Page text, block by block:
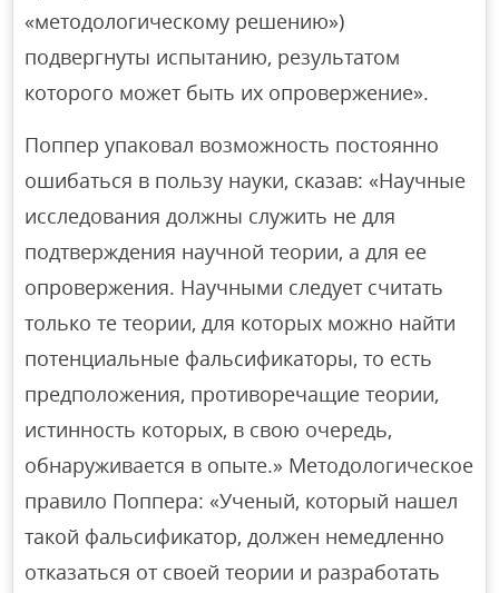
«методологическому решению»)
подвергнуты испытанию, результатом
которого может быть их опровержение».
Поппер упаковал возможность постоянно
ошибаться в пользу науки, сказав: «Научные
исследования должны служить не для
подтверждения научной теории, а для ее
опровержения. Научными следует считать
только те теории, для которых можно найти
потенциальные фальсификаторы, то есть
предположения, противоречащие теории,
истинность которых, в свою очередь,
обнаруживается в опыте.» Методологическое
правило Поппера: «Ученый, который нашел
такой фальсификатор, должен немедленно
отказаться от своей теории и разработать